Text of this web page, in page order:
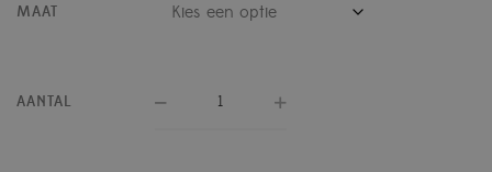
MAAT
AANTAL